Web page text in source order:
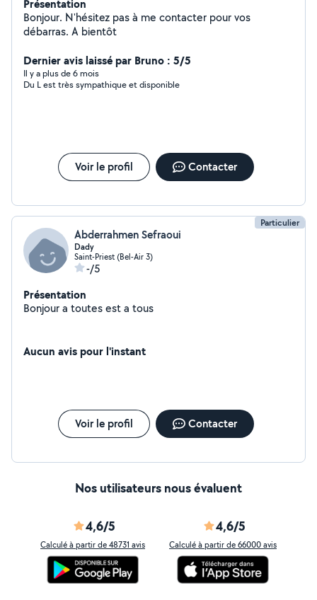
Présentation
Bonjour. N'hésitez pas à me contacter pour vos
débarras. A bientôt
Dernier avis laissé par Bruno : 5/5
Il y a plus de 6 mois
Du L est très sympathique et disponible
Voir le profil Contacter
Particulier
Abderrahmen Sefraoui
Dady
Saint-Priest (Bel-Air 3)
-/5
Présentation
Bonjour a toutes est a tous
Aucun avis pour l'instant
Voir le profil Contacter
Nos utilisateurs nous évaluent
4,6/5
Calculé à partir de 48731 avis
4,6/5
Calculé à partir de 66000 avis